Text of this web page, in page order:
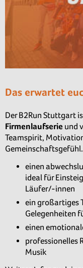
Das erwartet
Der B2Run Stuttgart
Firmenlaufserie und
Teamspirit,
einen
ideal für
Läufer/-innen
ein großartiges
Gelegenheiten
einen
professionelles
Musik